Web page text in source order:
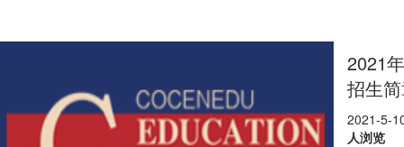
2021
招生
2021-5-
人浏览